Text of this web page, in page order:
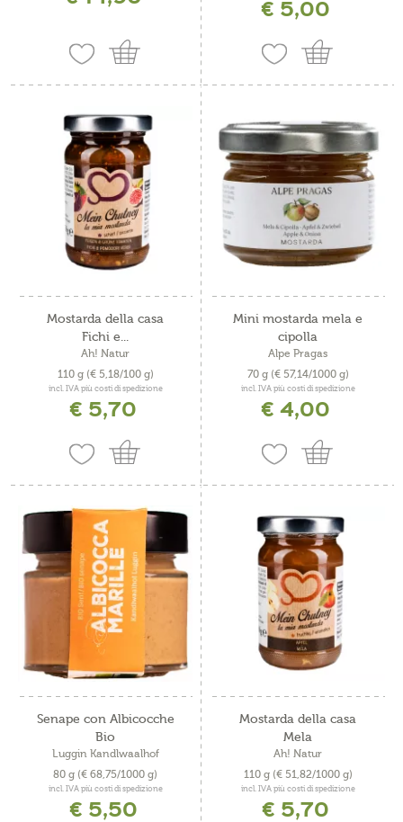
€ 5,00
Mostarda della casa
Fichi e...
Ah! Natur
110 g (€ 5,18/100 g)
incl. IVA più costi di spedizione
€ 5,70
Mini mostarda mela e
cipolla
Alpe Pragas
70 g (€ 57,14/1000 g)
incl. IVA più costi di spedizione
€ 4,00
Senape con Albicocche
Bio
Luggin Kandlwaalhof
80 g (€ 68,75/1000 g)
incl. IVA più costi di spedizione
€ 5,50
Mostarda della casa
Mela
Ah! Natur
110 g (€ 51,82/1000 g)
incl. IVA più costi di spedizione
€ 5,70